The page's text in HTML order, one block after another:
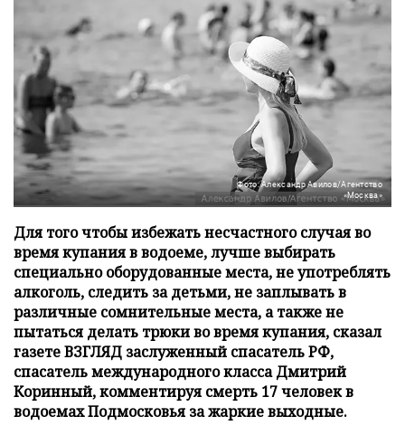
Фото: Александр Авилов/Агентство
«Москва»
Для того чтобы избежать несчастного случая во
время купания в водоеме, лучше выбирать
специально оборудованные места, не употреблять
алкоголь, следить за детьми, не заплывать в
различные сомнительные места, а также не
пытаться делать трюки во время купания, сказал
газете ВЗГЛЯД заслуженный спасатель РФ,
спасатель международного класса Дмитрий
Коринный, комментируя смерть 17 человек в
водоемах Подмосковья за жаркие выходные.